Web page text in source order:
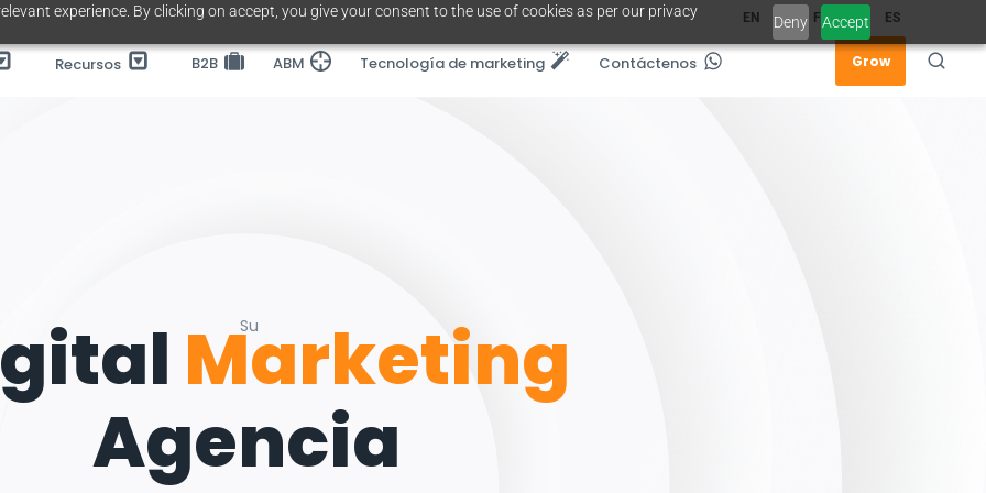
experience. By clicking on accept, you give your consent to the use of cookies as per our privacy
Deny Accept
EN FR ES
Recursos B2B ABM Tecnología de marketing Contáctenos Grow
Su
Marketing
Agencia